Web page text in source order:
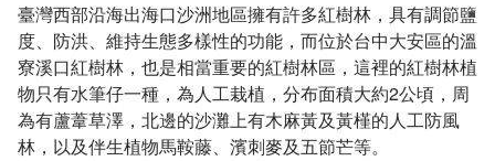
臺灣西部沿海出海口沙洲地區擁有許多紅樹林，具有調節鹽
度、防洪、維持生態多樣性的功能，而位於台中大安區的溫
寮溪口紅樹林，也是相當重要的紅樹林區，這裡的紅樹林植
物只有水筆仔一種，為人工栽植，分布面積大約2公頃，周
為有蘆葦草澤，北邊的沙灘上有木麻黃及黃槿的人工防風
林，以及伴生植物馬鞍藤、濱刺麥及五節芒等。